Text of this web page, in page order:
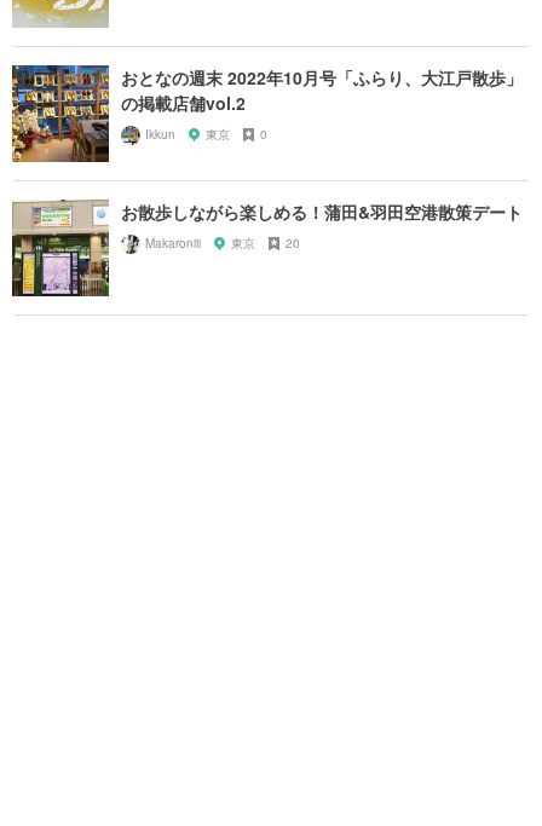
おとなの週末 2022年10月号「ふらり、大江戸散歩」
の掲載店舗vol.2
Ikkun 東京 0
お散歩しながら楽しめる！蒲田&羽田空港散策デート
Makaroniii 東京 20